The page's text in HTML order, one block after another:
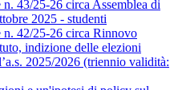
43/25-26 circa Assemblea di
2025 - studenti
n. 42/25-26 circa Rinnovo
indizione delle elezioni
2025/2026 (triennio validità: